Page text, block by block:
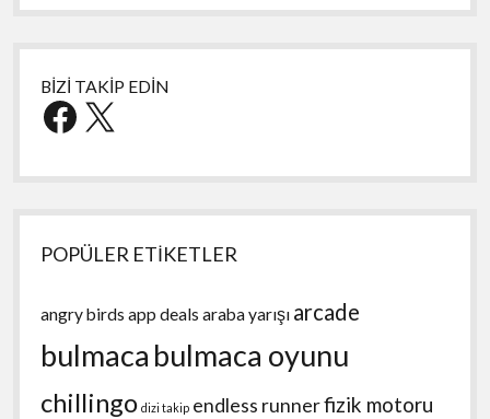
BİZİ TAKİP EDİN
Facebook
X
POPÜLER ETİKETLER
angry birds app deals araba yarışı arcade
bulmaca bulmaca oyunu
chillingo dizi takip endless runnerfizik motoru